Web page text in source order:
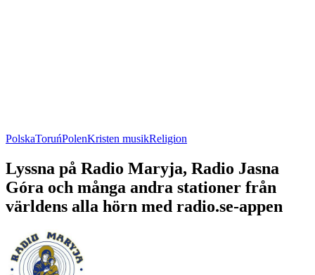
PolskaToruńPolenKristen musikReligion
Lyssna på Radio Maryja, Radio Jasna
Góra och många andra stationer från
världens alla hörn med radio.se-appen